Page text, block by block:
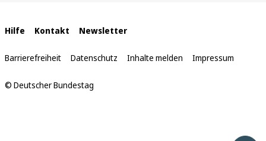
Interne
Links
Hilfe Kontakt Newsletter
Barrierefreiheit Datenschutz Inhalte melden Impressum
© Deutscher Bundestag